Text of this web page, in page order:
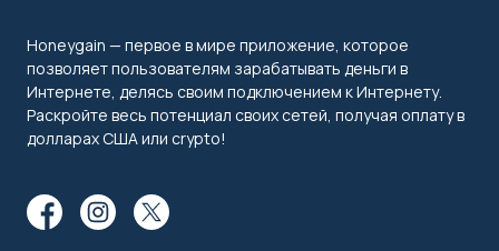
Honeygain — первое в мире приложение, которое
позволяет пользователям зарабатывать деньги в
Интернете, делясь своим подключением к Интернету.
Раскройте весь потенциал своих сетей, получая оплату в
долларах США или crypto!